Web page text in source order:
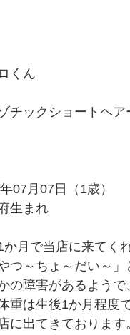
くん
チックショートヘア
07月07日（1歳）
生まれ
か月で当店に来てく
やつ～ちょ～だい～
の障害があるようで
重は生後1か月程度
に出てきております